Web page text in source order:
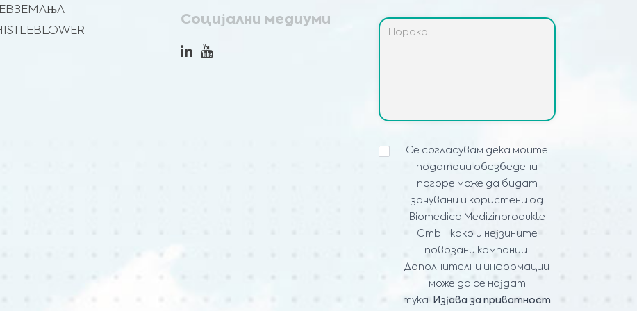
Социјални медиуми
ИЗЈАВА
ЗА
ПРИВАТНОСТ *
Се согласувам дека моите
податоци обезбедени
погоре може да бидат
зачувани и користени од
Biomedica Medizinprodukte
GmbH како и нејзините
поврзани компании.
Дополнителни информации
може да се најдат
тука: Изјава за приватност